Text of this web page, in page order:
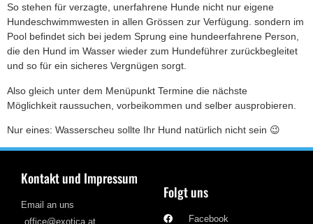
So stehen für verzagte, unerfahrene Hunde nicht nur eigene
Hundeschwimmwesten in allen Grössen zur Verfügung. sondern im
Pool befindet sich bei jedem Sprung eine hundeerfahrene Person,
die den Hund im Wasser wieder zum Hundeführer zurückbegleitet
und so für ein sicheres Vergnügen sorgt.
Also gleich unter dem Menüpunkt Termine die nächste
Möglichkeit raussuchen, vorbeikommen und selber ausprobieren.
Nur eines: Wasserscheu sollte Ihr Hund natürlich nicht sein 😉
Kontakt und Impressum
Email an uns
office@exotica.at
Folgt uns
Facebook